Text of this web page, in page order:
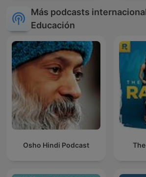
Más podcasts
Educación
Osho Hindi Podcast